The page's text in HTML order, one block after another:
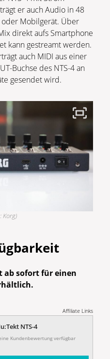
er auch Audio in 48
oder Mobilgerät. Über
direkt aufs Smartphone
kann gestreamt werden.
auch MIDI aus einer
Buchse des NTS-4 an
gesendet wird.
Korg)
ab sofort für einen
Affiliate Links
NTS-4
Kundenbewertung verfügbar